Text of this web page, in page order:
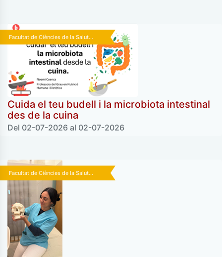
Facultat de Ciències de la Salut...
Cuida el teu budell i la microbiota intestinal
des de la cuina
Del 02-07-2026 al 02-07-2026
Facultat de Ciències de la Salut...